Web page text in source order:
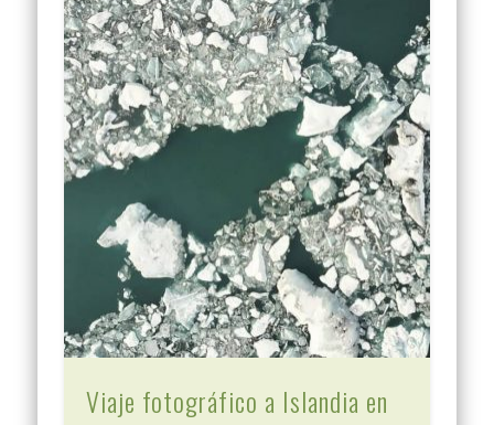
Viaje fotográfico a Islandia en